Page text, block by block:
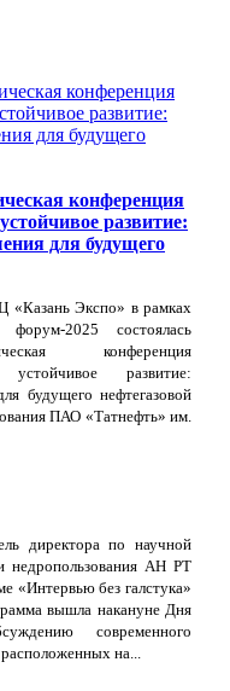
конференция
развитие:
для будущего
«Казань Экспо» в рамках
форум-2025 состоялась
конференция
развитие:
будущего нефтегазовой
ПАО «Татнефть» им.
директора по научной
недропользования АН РТ
«Интервью без галстука»
вышла накануне Дня
современного
на...